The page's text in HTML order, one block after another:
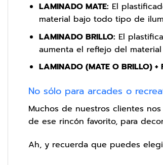
LAMINADO MATE: El
material bajo todo tipo de
LAMINADO BRILLO: El
aumenta el reflejo del
LAMINADO (MATE O BRILLO) +
No sólo para arcades o
Muchos de nuestros clientes
de ese rincón favorito, para
Ah, y recuerda que puedes